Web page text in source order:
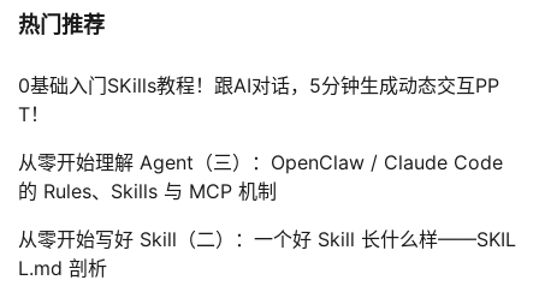
热门推荐
0基础入门SKills教程！跟AI对话，5分钟生成动态交互PP
T！
从零开始理解 Agent（三）：OpenClaw / Claude Code
的 Rules、Skills 与 MCP 机制
从零开始写好 Skill（二）：一个好 Skill 长什么样——SKIL
L.md 剖析